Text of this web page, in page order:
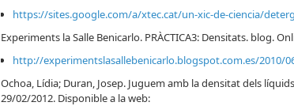
https://sites.google.com/a/xtec.cat/un-xic-de-ciencia/
Experiments la Salle Benicarlo. PRÀCTICA3: Densitats. blog.
http://experimentslasallebenicarlo.blogspot.com.es/2010/
Ochoa, Lídia; Duran, Josep. Juguem amb la densitat dels
29/02/2012. Disponible a la web: